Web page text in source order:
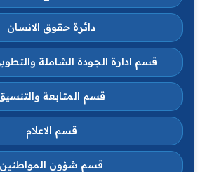
دائرة حقوق الانسان
قسم ادارة الجودة الشاملة
قسم المتابعة
قسم الاعلام
قسم شؤون المواطنين